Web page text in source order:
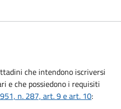
che intendono iscriversi
e che possiedono i requisiti
n. 287, art. 9 e art. 10: